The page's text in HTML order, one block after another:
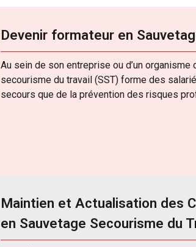
Devenir formateur en
Au sein de son entreprise ou d’un
secourisme du travail (SST) forme des
secours que de la prévention des risques
Maintien et Actualisation des
en Sauvetage Secourisme du